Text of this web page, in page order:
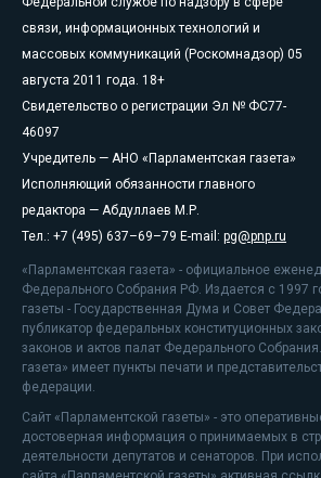
связи, информационных технологий и
массовых коммуникаций (Роскомнадзор) 05
августа 2011 года. 18+
Свидетельство о регистрации Эл № ФС77-
46097
Учредитель — АНО «Парламентская газета»
Исполняющий обязанности главного
редактора — Абдуллаев М.Р.
Тел.: +7 (495) 637–69–79 E-mail: pg@pnp.ru
«Парламентская газета» - официальное
Федерального Собрания РФ. Издается с 1997
газеты - Государственная Дума и Совет
публикатор федеральных конституционных
законов и актов палат Федерального
газета» имеет пункты печати и
федерации.
Сайт «Парламентской газеты» - это
достоверная информация о принимаемых в
деятельности депутатов и сенаторов. При